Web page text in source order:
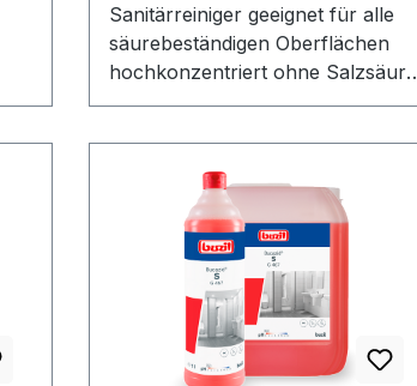
Sanitärreiniger geeignet für alle
säurebeständigen Oberflächen
hochkonzentriert ohne Salzsäure